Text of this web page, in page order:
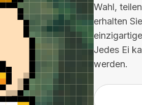
Wahl,
erhalten
Jedes Ei
werden.